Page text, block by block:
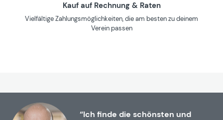
Kauf auf Rechnung & Raten
Vielfältige Zahlungsmöglichkeiten, die am besten zu deinem
Verein passen
“Ich finde die schönsten und